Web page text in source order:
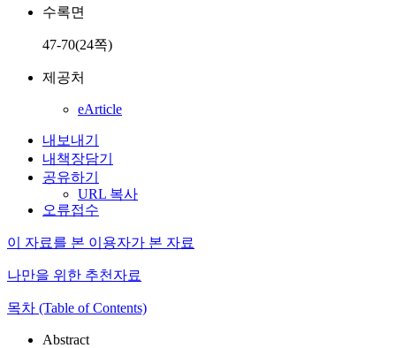
수록면
47-70(24쪽)
제공처
eArticle
내보내기
내책장담기
공유하기
URL 복사
오류접수
이 자료를 본 이용자가 본 자료
나만을 위한 추천자료
목차 (Table of Contents)
Abstract